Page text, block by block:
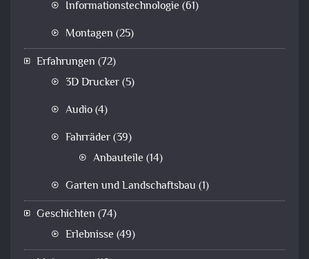
Informationstechnologie (61)
Montagen (25)
Erfahrungen (72)
3D Drucker(5)
Audio(4)
Fahrräder(39)
Anbauteile (14)
Garten und Landschaftsbau (1)
Geschichten (74)
Erlebnisse (49)